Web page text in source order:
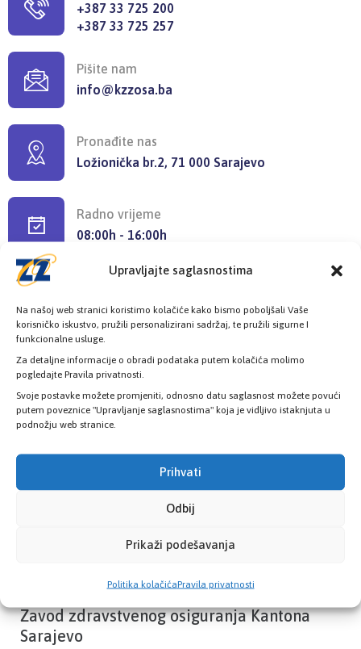
Upravljajte saglasnostima
Na našoj web stranici koristimo kolačiće kako bismo poboljšali Vaše
korisničko iskustvo, pružili personalizirani sadržaj, te pružili sigurne I
funkcionalne usluge.
Za detaljne informacije o obradi podataka putem kolačića molimo
pogledajte Pravila privatnosti.
Svoje postavke možete promjeniti, odnosno datu saglasnost možete povući
putem poveznice "Upravljanje saglasnostima" koja je vidljivo istaknjuta u
podnožju web stranice.
Prihvati
Odbij
Prikaži podešavanja
Politika kolačićaPravila privatnosti
+387 33 725 200
+387 33 725 257
Pišite nam
info@kzzosa.ba
Pronađite nas
Ložionička br.2, 71 000 Sarajevo
Radno vrijeme
08:00h - 16:00h
Provjerite status vaše elektronske
zdravstvene kartice
PROVJERITE STATUS
Zavod zdravstvenog osiguranja Kantona
Sarajevo